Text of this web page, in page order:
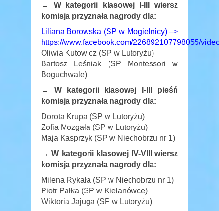
→ W kategorii klasowej I-III wiersz
komisja przyznała nagrody dla:
Liliana Borowska (SP w Mogielnicy) –>
https://www.facebook.com/226892107798055/
Oliwia Kutowicz (SP w Lutoryżu)
Bartosz Leśniak (SP Montessori w
Boguchwale)
→ W kategorii klasowej I-III pieśń
komisja przyznała nagrody dla:
Dorota Krupa (SP w Lutoryżu)
Zofia Mozgała (SP w Lutoryżu)
Maja Kasprzyk (SP w Niechobrzu nr 1)
→ W kategorii klasowej IV-VIII wiersz
komisja przyznała nagrody dla:
Milena Rykała (SP w Niechobrzu nr 1)
Piotr Pałka (SP w Kielanówce)
Wiktoria Jajuga (SP w Lutoryżu)